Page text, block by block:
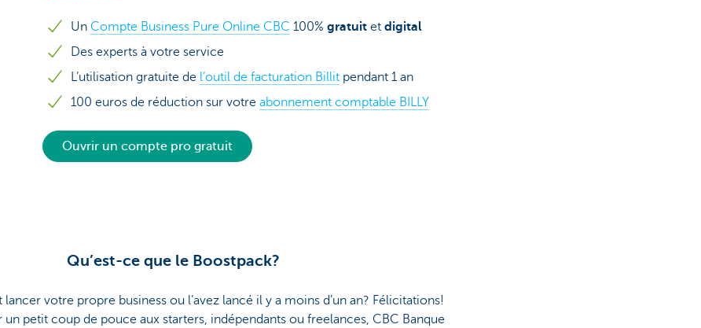
Un Compte Business Pure Online CBC 100% gratuit et digital
Des experts à votre service
L’utilisation gratuite de l’outil de facturation Billit pendant 1 an
100 euros de réduction sur votre abonnement comptable BILLY
Ouvrir un compte pro gratuit
Qu’est-ce que le Boostpack?
votre propre business ou l’avez lancé il y a moins d’un an? Félicitations!
un petit coup de pouce aux starters, indépendants ou freelances, CBC Banque